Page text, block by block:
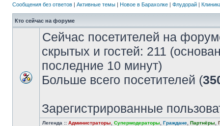
Сообщения без ответов | Активные темы | Новое в Барахолке | Флудорай |
Кто сейчас на форуме
Сейчас посетителей на
скрытых и гостей: 211
последние 10 минут)
Больше всего посетителей (
Зарегистрированные
Легенда :: Администраторы Супермодераторы Граждане Партнёры